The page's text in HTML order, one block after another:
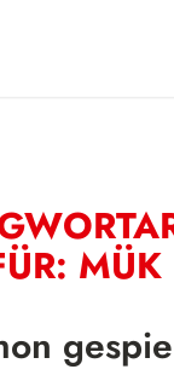
MÜK